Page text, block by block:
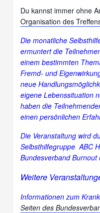
Du kannst immer ohne
Organisation des
Die monatliche
ermuntert die
einem bestimmten
Fremd- und
neue
eigene Lebenssituation
haben die
einen persönlichen
Die Veranstaltung wird
Selbsthilfegruppe ABC
Bundesverband Burnout
Weitere
Informationen zum
Seiten des